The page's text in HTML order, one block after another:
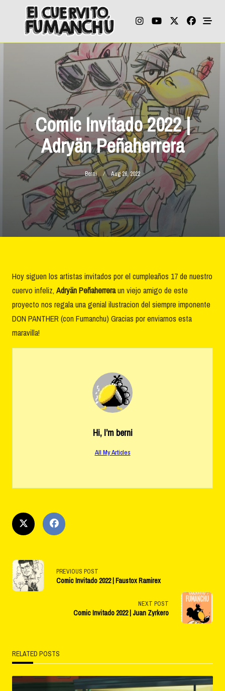
content
Comic Invitado 2022 |
Adryän Peñaherrera
Berni Aug 26, 2022
Hoy siguen los artistas invitados por el cumpleaños 17 de nuestro
cuervo infeliz, Adryän Peñaherreraun viejo amigo de este
proyecto nos regala una genial ilustracion del siempre imponente
DON PANTHER (con Fumanchu) Gracias por enviarnos esta
maravilla!
Hi, I’m berni
All My Articles
<span
class="nav-
reader-
text">Page</span>
PREVIOUS POST
Comic Invitado 2022 | Faustox Ramirex
NEXT POST
Comic Invitado 2022 | Juan Zyrkero
RELATED POSTS